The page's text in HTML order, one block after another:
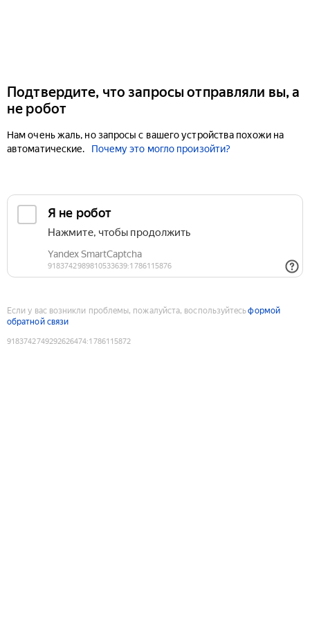
Подтвердите, что запросы отправляли вы, а
не робот
Нам очень жаль, но запросы с вашего устройства похожи на
автоматические.
Почему это могло произойти?
Если у вас возникли проблемы, пожалуйста, воспользуйтесьформой
обратной связи
9183742749292626474:1786115872